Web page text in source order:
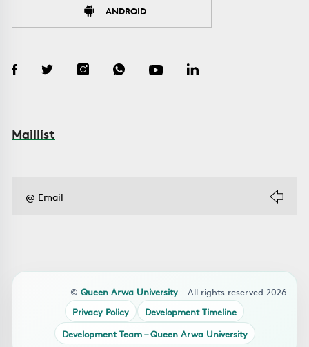
ANDROID
Maillist
© Queen Arwa University - All rights reserved 2026
Privacy Policy
Development Timeline
Development Team – Queen Arwa University